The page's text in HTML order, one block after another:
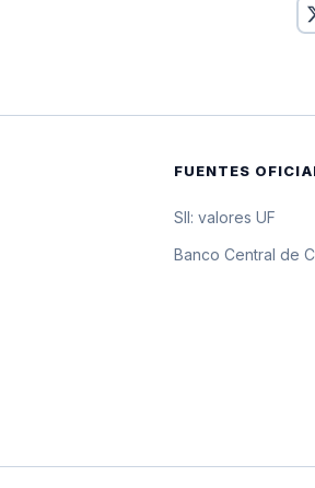
208.424,1 pesos por 10 UF
FUENTES
SII: valores UF
Banco Central de